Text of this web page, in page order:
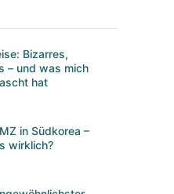
Bizarres,
– und was mich
hat
in Südkorea –
wirklich?